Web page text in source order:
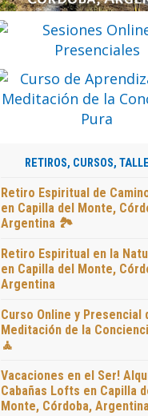
RETIROS, CURSOS,
Retiro Espiritual de
en Capilla del Monte,
Argentina 🏞️
Retiro Espiritual en la
en Capilla del Monte,
Argentina
Curso Online y Presencial
Meditación de la
🧘
Vacaciones en el Ser!
Cabañas Lofts en Capilla
Monte, Córdoba,